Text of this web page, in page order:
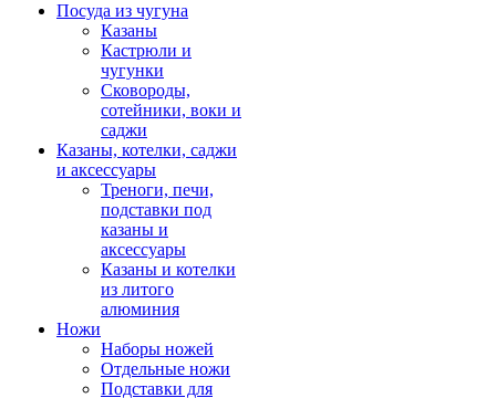
Посуда из чугуна
Казаны
Кастрюли и
чугунки
Сковороды,
сотейники, воки и
саджи
Казаны, котелки, саджи
и аксессуары
Треноги, печи,
подставки под
казаны и
аксессуары
Казаны и котелки
из литого
алюминия
Ножи
Наборы ножей
Отдельные ножи
Подставки для